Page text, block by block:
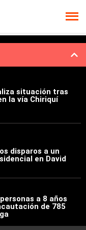
situación tras
la vía Chiriquí
disparos a un
en David
a 8 años
de 785